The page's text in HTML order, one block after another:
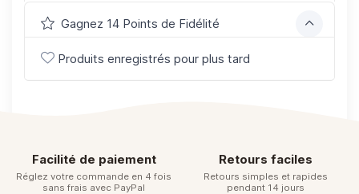
Gagnez 14 Points de Fidélité
Produits enregistrés pour plus tard
Facilité de paiement
Réglez votre commande en 4 fois
sans frais avec PayPal
Retours faciles
Retours simples et rapides
pendant 14 jours